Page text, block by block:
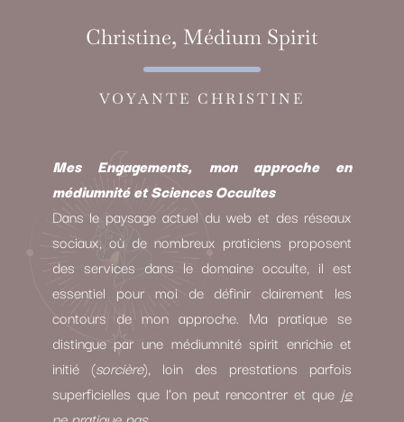
Christine, Médium Spirit
VOYANTE CHRISTINE
Mes Engagements, mon approche en
médiumnité et Sciences Occultes
Dans le paysage actuel du web et des réseaux
sociaux, où de nombreux praticiens proposent
des services dans le domaine occulte, il est
essentiel pour moi de définir clairement les
contours de mon approche. Ma pratique se
distingue par une médiumnité spirit enrichie et
initié (sorcière), loin des prestations parfois
superficielles que l’on peut rencontrer et que je